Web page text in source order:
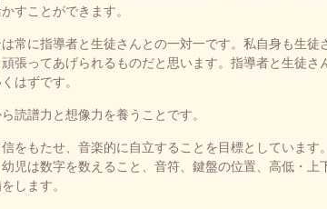
すことができます。
常に指導者と生徒さんとの一対一です。私自身も生
張ってあげられるものだと思います。指導者と生徒
はずです。
読譜力と想像力を養うことです。
をもたせ、音楽的に自立することを目標としていま
児は数字を数えること、音符、鍵盤の位置、高低・
します。